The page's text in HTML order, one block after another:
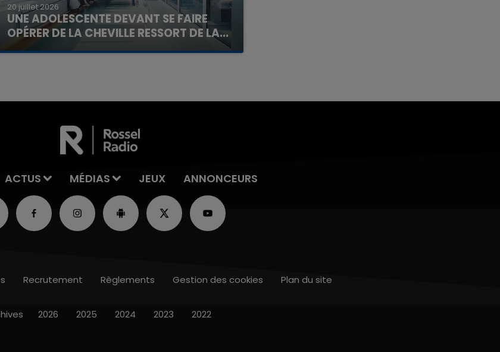
20 juillet 2026
UNE ADOLESCENTE DEVANT SE FAIRE
OPÉRER DE LA CHEVILLE RESSORT DE LA...
La famille a porté plainte contre la clinique qui a
ACTUS MÉDIAS JEUX ANNONCEURS
Recrutement Règlements Gestion des cookies Plan du site
2026 2025 2024 2023 2022